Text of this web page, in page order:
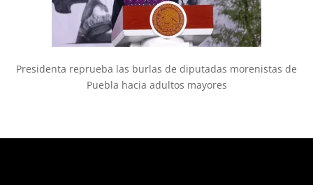
Presidenta reprueba las burlas de diputadas morenistas de
Puebla hacia adultos mayores